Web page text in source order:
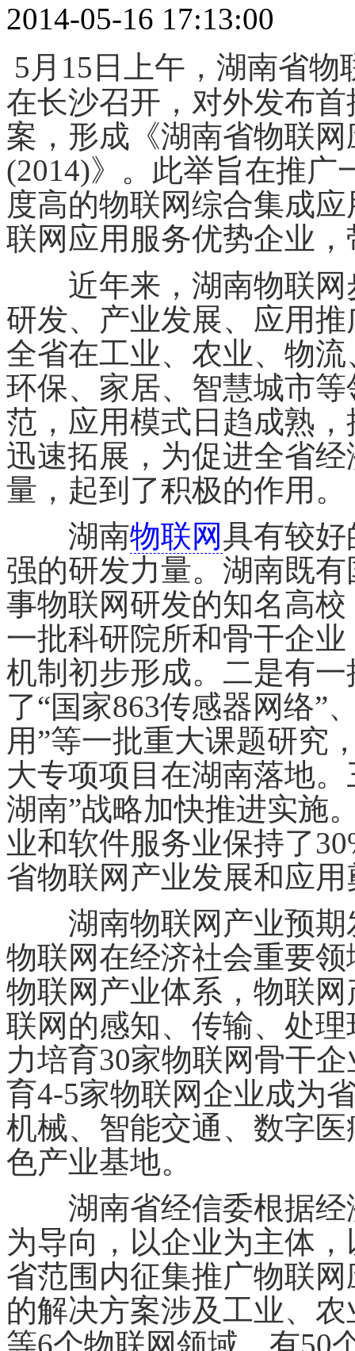
2014-05-16 17:13:00
5月15日上午，湖南省
在长沙召开，对外发布
案，形成《湖南省物联
(2014)》。此举旨在推
度高的物联网综合集成
联网应用服务优势企业
近年来，湖南物联网
研发、产业发展、应用
全省在工业、农业、物
环保、家居、智慧城市
范，应用模式日趋成熟
迅速拓展，为促进全省
量，起到了积极的作用。
湖南物联网具有较
强的研发力量。湖南既
事物联网研发的知名高
一批科研院所和骨干企
机制初步形成。二是有
了“国家863传感器网络”
用”等一批重大课题研究
大专项项目在湖南落地
湖南”战略加快推进实施
业和软件服务业保持了
省物联网产业发展和应
湖南物联网产业预期
物联网在经济社会重要
物联网产业体系，物联
联网的感知、传输、处
力培育30家物联网骨干
育4-5家物联网企业成为
机械、智能交通、数字
色产业基地。
湖南省经信委根据经
为导向，以企业为主体
省范围内征集推广物联
的解决方案涉及工业、
等6个物联网领域，有50